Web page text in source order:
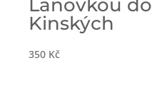
Lanovkou
Kinských
350 Kč